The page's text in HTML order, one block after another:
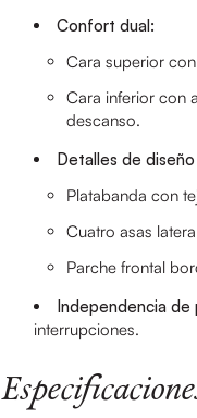
Confort dual:
Cara superior
Cara inferior con
descanso.
Detalles de
Platabanda con
Cuatro asas
Parche frontal
Independencia de
interrupciones.